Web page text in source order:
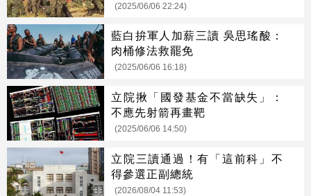
(2025/06/06 22:24)
藍白拚軍人加薪三讀 吳思瑤酸：
肉桶修法救罷免
(2025/06/06 16:18)
立院揪「國發基金不當缺失」：
不應先射箭再畫靶
(2025/06/06 14:50)
立院三讀通過！有「這前科」不
得參選正副總統
(2026/08/04 11:53)